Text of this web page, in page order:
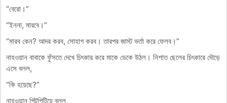
“বেরো।”
“ইননা, মারবে।”
“মারব কেন? আদর করব, সোহাগ করব। তারপর জাস্ট ভর্তা করে ফেলব।”
নাহওয়ান বাবাকে ফুঁসতে দেখে চিৎকার করে মাকে ডেকে উঠল। নিশাত ছেলের চিৎকারে দৌড়ে
এসে বলল,
“কি হয়েছে?”
নাহওয়ান পিটপিটিয়ে বলল,